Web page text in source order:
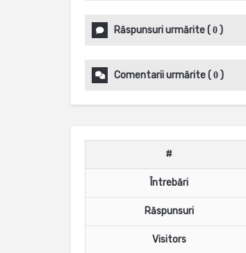
Răspunsuri urmărite( 0 )
Comentarii urmărite( 0 )
#
Întrebări
Răspunsuri
Visitors